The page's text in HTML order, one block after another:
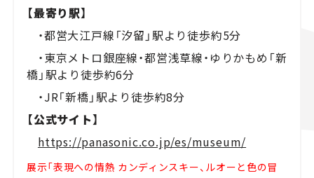
【最寄り駅】
・都営大江戸線「汐留」駅より徒歩約5分
・東京メトロ銀座線・都営浅草線・ゆりかもめ「新
橋」駅より徒歩約6分
・JR「新橋」駅より徒歩約8分
【公式サイト】
https://panasonic.co.jp/es/museum/
展示「表現への情熱 カンディンスキー、ルオーと色の冒